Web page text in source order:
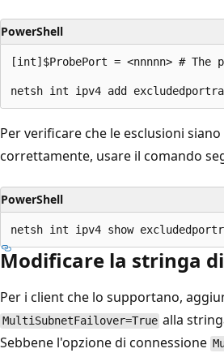
PowerShell
[int]$ProbePort = <nnnnn> #
Per verificare che le esclusioni
correttamente, usare il comando
PowerShell
Modificare la stringa
Per i client che lo supportano,
MultiSubnetFailover=True alla
Sebbene l'opzione di connessione